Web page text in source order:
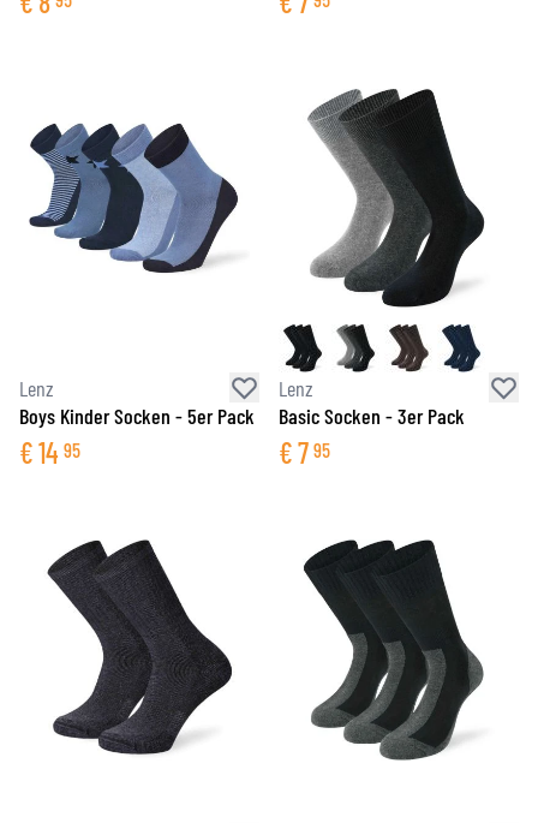
Lenz
Boys Kinder Socken - 5er Pack
€14 95
Lenz
Basic Socken - 3er Pack
€7 95